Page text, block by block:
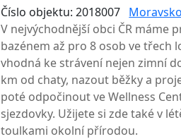
Číslo objektu: 2018007
V nejvýchodnější obci ČR máme
bazénem až pro 8 osob ve třech
vhodná ke strávení nejen zimní
km od chaty, nazout běžky a
poté odpočinout ve Wellness
sjezdovky. Užijete si zde také v
toulkami okolní přírodou.